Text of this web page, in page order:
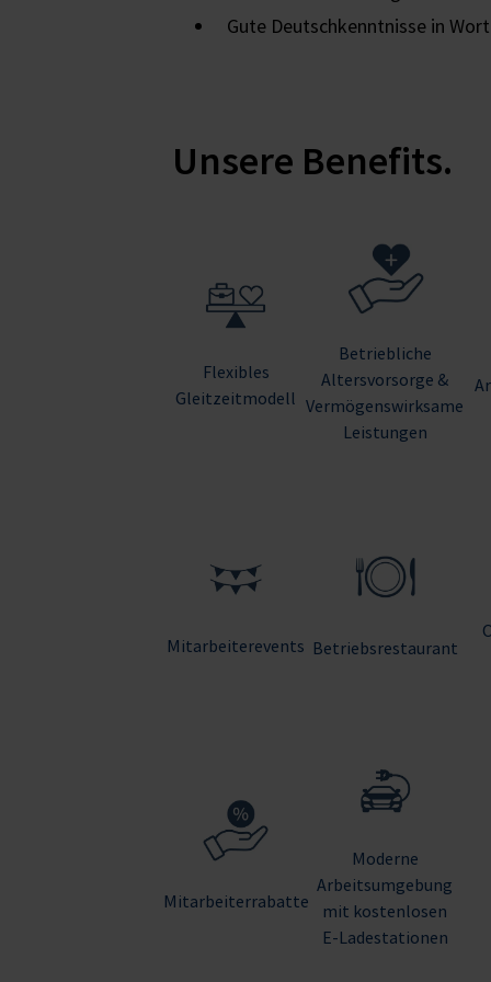
Gute Deutschkenntnisse in
Unsere Benefits.
Flexibles
Gleitzeitmodell
Betriebliche
Altersvorsorge &
Vermögenswirksame
Leistungen
Mitarbeiterevents Betriebsrestaurant
Mitarbeiterrabatte
Moderne
Arbeitsumgebung
mit kostenlosen
E-Ladestationen